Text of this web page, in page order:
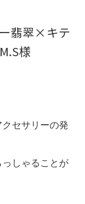
翡翠×キテ
様
セサリーの発
しゃることが